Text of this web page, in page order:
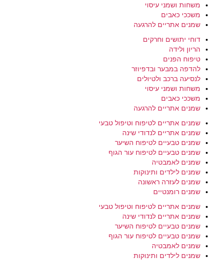
משחות ושמני עיסוי
משככי כאבים
שמנים אתריים להרגעה
דוחי יתושים וחרקים
הריון ולידה
טיפוח הפנים
להדפה במבער ובדפיוזר
לנסיעה ברכב ולטיולים
משחות ושמני עיסוי
משככי כאבים
שמנים אתריים להרגעה
שמנים אתריים לטיפוח וטיפול טבעי
שמנים אתריים לנדודי שינה
שמנים טבעיים לטיפוח השיער
שמנים טבעיים לטיפוח עור הגוף
שמנים לאמבטיה
שמנים לילדים ותינוקות
שמנים לעזרה ראשונה
שמנים רומנטיים
שמנים אתריים לטיפוח וטיפול טבעי
שמנים אתריים לנדודי שינה
שמנים טבעיים לטיפוח השיער
שמנים טבעיים לטיפוח עור הגוף
שמנים לאמבטיה
שמנים לילדים ותינוקות